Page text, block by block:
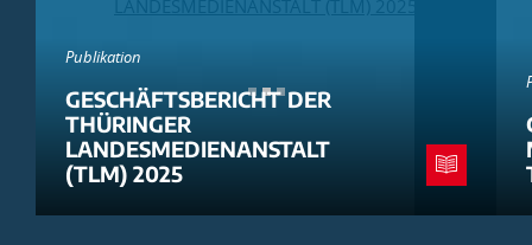
Publikation
GESCHÄFTSBERICHT DER
THÜRINGER
LANDESMEDIENANSTALT
(TLM) 2025